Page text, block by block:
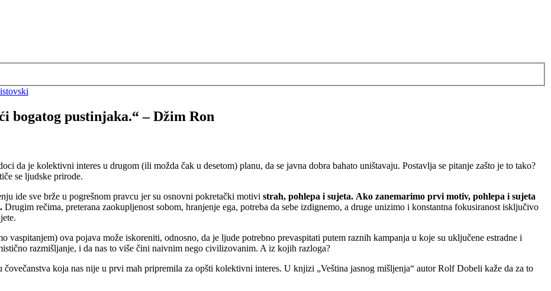
bogatog pustinjaka.“ – Džim Ron
da je kolektivni interes u drugom (ili možda čak u desetom) planu, da se javna dobra bahato uništavaju. Postavlja se pitanje zašto je to tako?
se ljudske prirode.
ide sve brže u pogrešnom pravcu jer su osnovni pokretački motivi strah, pohlepa i sujeta. Ako zanemarimo prvi motiv, pohlepa i sujeta
Drugim rečima, preterana zaokupljenost sobom, hranjenje ega, potreba da sebe izdignemo, a druge unizimo i konstantna fokusiranost isključivo
vaspitanjem) ova pojava može iskoreniti, odnosno, da je ljude potrebno prevaspitati putem raznih kampanja u koje su uključene estradne i
razmišljanje, i da nas to više čini naivnim nego civilizovanim. A iz kojih razloga?
koja nas nije u prvi mah pripremila za opšti kolektivni interes. U knjizi „Veština jasnog mišljenja“ autor Rolf Dobeli kaže da za to